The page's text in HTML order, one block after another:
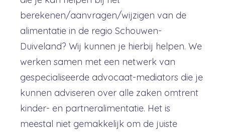
berekenen/aanvragen/wijzigen van de
alimentatie in de regio Schouwen-
Duiveland? Wij kunnen je hierbij helpen. We
werken samen met een netwerk van
gespecialiseerde advocaat-mediators die je
kunnen adviseren over alle zaken omtrent
kinder- en partneralimentatie. Het is
meestal niet gemakkelijk om de juiste